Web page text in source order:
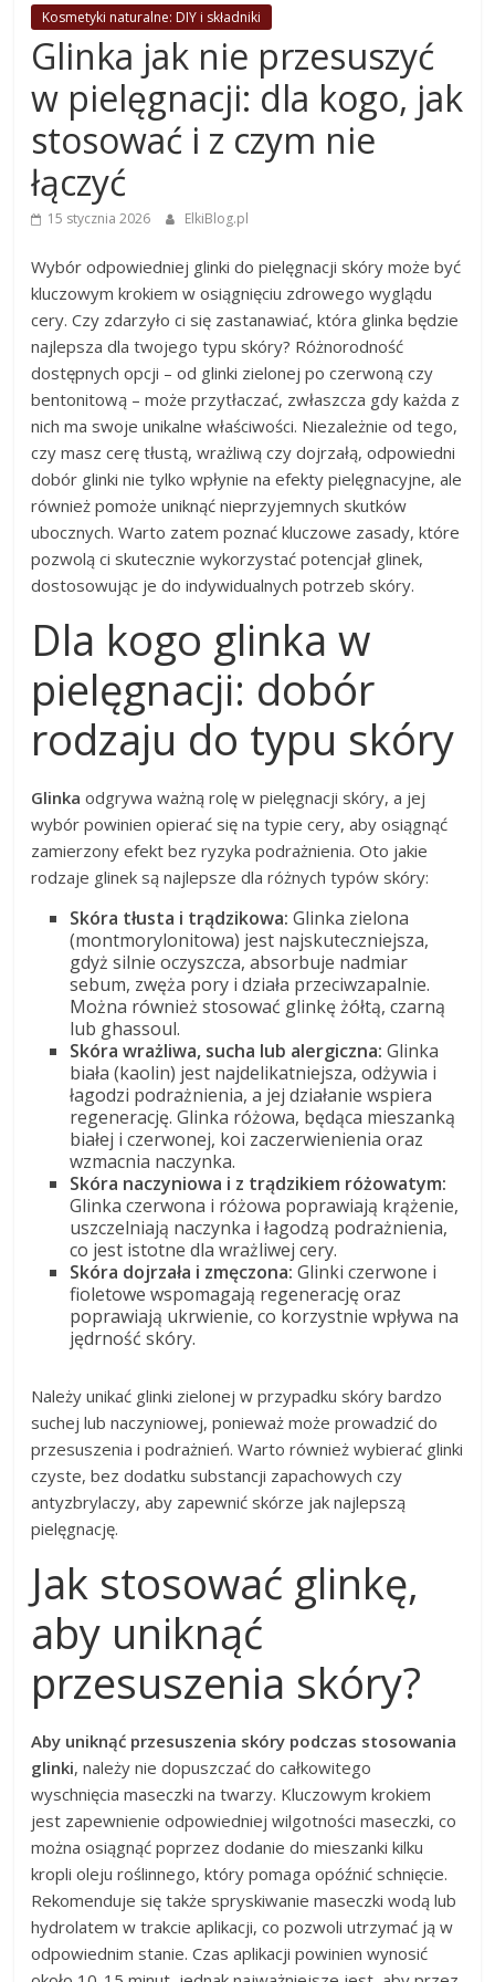
Kosmetyki naturalne: DIY i składniki
Glinka jak nie przesuszyć
w pielęgnacji: dla kogo, jak
stosować i z czym nie
łączyć
15 stycznia 2026 ElkiBlog.pl
Wybór odpowiedniej glinki do pielęgnacji skóry może być
kluczowym krokiem w osiągnięciu zdrowego wyglądu
cery. Czy zdarzyło ci się zastanawiać, która glinka będzie
najlepsza dla twojego typu skóry? Różnorodność
dostępnych opcji – od glinki zielonej po czerwoną czy
bentonitową – może przytłaczać, zwłaszcza gdy każda z
nich ma swoje unikalne właściwości. Niezależnie od tego,
czy masz cerę tłustą, wrażliwą czy dojrzałą, odpowiedni
dobór glinki nie tylko wpłynie na efekty pielęgnacyjne, ale
również pomoże uniknąć nieprzyjemnych skutków
ubocznych. Warto zatem poznać kluczowe zasady, które
pozwolą ci skutecznie wykorzystać potencjał glinek,
dostosowując je do indywidualnych potrzeb skóry.
Dla kogo glinka w
pielęgnacji: dobór
rodzaju do typu skóry
Glinka odgrywa ważną rolę w pielęgnacji skóry, a jej
wybór powinien opierać się na typie cery, aby osiągnąć
zamierzony efekt bez ryzyka podrażnienia. Oto jakie
rodzaje glinek są najlepsze dla różnych typów skóry:
Skóra tłusta i trądzikowa: Glinka zielona
(montmorylonitowa) jest najskuteczniejsza,
gdyż silnie oczyszcza, absorbuje nadmiar
sebum, zwęża pory i działa przeciwzapalnie.
Można również stosować glinkę żółtą, czarną
lub ghassoul.
Skóra wrażliwa, sucha lub alergiczna: Glinka
biała (kaolin) jest najdelikatniejsza, odżywia i
łagodzi podrażnienia, a jej działanie wspiera
regenerację. Glinka różowa, będąca mieszanką
białej i czerwonej, koi zaczerwienienia oraz
wzmacnia naczynka.
Skóra naczyniowa i z trądzikiem różowatym:
Glinka czerwona i różowa poprawiają krążenie,
uszczelniają naczynka i łagodzą podrażnienia,
co jest istotne dla wrażliwej cery.
Skóra dojrzała i zmęczona: Glinki czerwone i
fioletowe wspomagają regenerację oraz
poprawiają ukrwienie, co korzystnie wpływa na
jędrność skóry.
Należy unikać glinki zielonej w przypadku skóry bardzo
suchej lub naczyniowej, ponieważ może prowadzić do
przesuszenia i podrażnień. Warto również wybierać glinki
czyste, bez dodatku substancji zapachowych czy
antyzbrylaczy, aby zapewnić skórze jak najlepszą
pielęgnację.
Jak stosować glinkę,
aby uniknąć
przesuszenia skóry?
Aby uniknąć przesuszenia skóry podczas stosowania
glinki, należy nie dopuszczać do całkowitego
wyschnięcia maseczki na twarzy. Kluczowym krokiem
jest zapewnienie odpowiedniej wilgotności maseczki, co
można osiągnąć poprzez dodanie do mieszanki kilku
kropli oleju roślinnego, który pomaga opóźnić schnięcie.
Rekomenduje się także spryskiwanie maseczki wodą lub
hydrolatem w trakcie aplikacji, co pozwoli utrzymać ją w
odpowiednim stanie. Czas aplikacji powinien wynosić